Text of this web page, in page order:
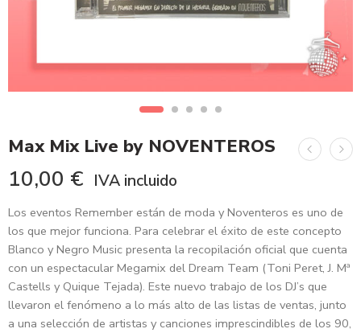
Max Mix Live by NOVENTEROS
10,00 € IVA incluido
Los eventos Remember están de moda y Noventeros es uno de
los que mejor funciona. Para celebrar el éxito de este concepto
Blanco y Negro Music presenta la recopilación oficial que cuenta
con un espectacular Megamix del Dream Team (Toni Peret, J. Mª
Castells y Quique Tejada). Este nuevo trabajo de los DJ’s que
llevaron el fenómeno a lo más alto de las listas de ventas, junto
a una selección de artistas y canciones imprescindibles de los 90,